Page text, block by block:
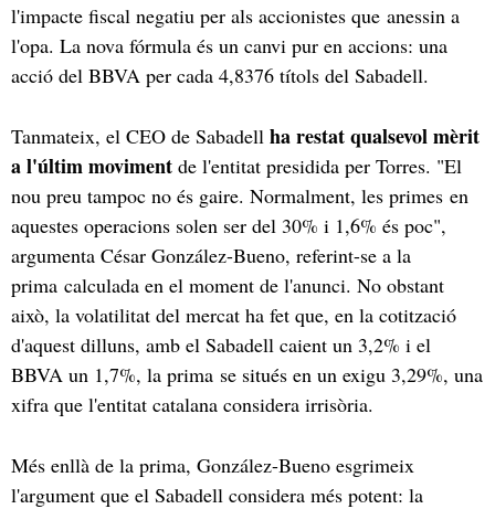
l'impacte fiscal negatiu per als accionistes que anessin a
l'opa. La nova fórmula és un canvi pur en accions: una
acció del BBVA per cada 4,8376 títols del Sabadell.
Tanmateix, el CEO de Sabadell ha restat qualsevol mèrit
a l'últim moviment de l'entitat presidida per Torres. "El
nou preu tampoc no és gaire. Normalment, les primes en
aquestes operacions solen ser del 30% i 1,6% és poc",
argumenta César González-Bueno, referint-se a la
prima calculada en el moment de l'anunci. No obstant
això, la volatilitat del mercat ha fet que, en la cotització
d'aquest dilluns, amb el Sabadell caient un 3,2% i el
BBVA un 1,7%, la prima se situés en un exigu 3,29%, una
xifra que l'entitat catalana considera irrisòria.
Més enllà de la prima, González-Bueno esgrimeix
l'argument que el Sabadell considera més potent: la